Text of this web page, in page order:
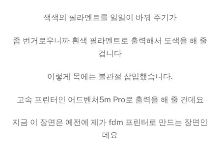
색색의 필라멘트를 일일이 바꿔 주기가
좀 번거로우니까 흰색 필라멘트로 출력해서 도색을 해 줄
겁니다
이렇게 목에는 볼관절 삽입했습니다.
고속 프린터인 어드벤처5m Pro로 출력을 해 줄 건데요
지금 이 장면은 예전에 제가 fdm 프린터로 만드는 장면인
데요